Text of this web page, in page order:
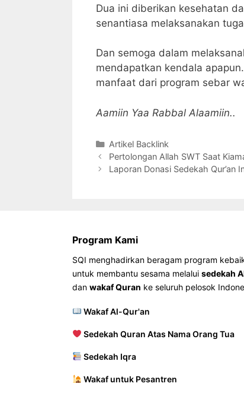
Dua ini diberikan kesehatan
senantiasa melaksanakan
Dan semoga dalam
mendapatkan kendala
manfaat dari program sebar
Aamiin Yaa Rabbal Alaamiin..
Kategori
Artikel Backlink
Pertolongan Allah SWT Saat
Laporan Donasi Sedekah Qur’an
Program Kami
SQI menghadirkan beragam program
untuk membantu sesama melalui sedekah
dan wakaf Quran ke seluruh pelosok
Wakaf Al-Qur'an
Sedekah Quran Atas Nama Orang Tua
Sedekah Iqra
Wakaf untuk Pesantren